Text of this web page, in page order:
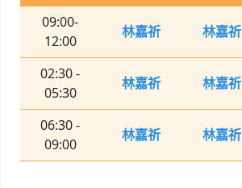
09:00-
12:00
林嘉祈 林嘉祈
02:30 -
05:30
林嘉祈 林嘉祈
06:30 -
09:00
林嘉祈 林嘉祈